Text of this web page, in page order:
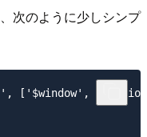
次のように少しシンプ
['$window',